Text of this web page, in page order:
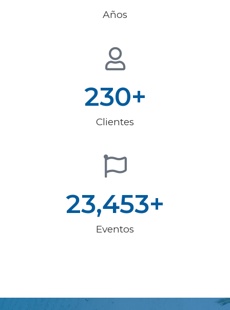
Años
230+
Clientes
23,453+
Eventos